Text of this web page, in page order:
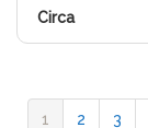
1 2 3